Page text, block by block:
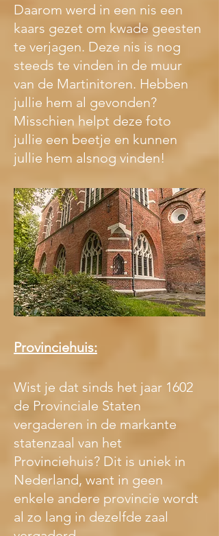
Daarom werd in een nis een
kaars gezet om kwade geesten
te verjagen. Deze nis is nog
steeds te vinden in de muur
van de Martinitoren. Hebben
jullie hem al gevonden?
Misschien helpt deze foto
jullie een beetje en kunnen
jullie hem alsnog vinden!
Provinciehuis:
Wist je dat sinds het jaar 1602
de Provinciale Staten
vergaderen in de markante
statenzaal van het
Provinciehuis? Dit is uniek in
Nederland, want in geen
enkele andere provincie wordt
al zo lang in dezelfde zaal